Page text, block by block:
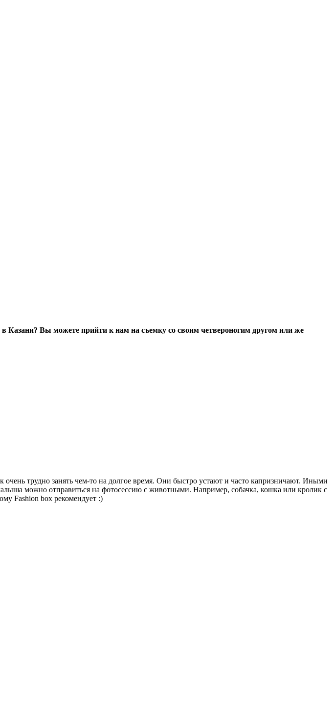
Казани? Вы можете прийти к нам на съемку со своим четвероногим другом или же
трудно занять чем-то на долгое время. Они быстро устают и часто капризничают. Иными
можно отправиться на фотосессию с животными. Например, собачка, кошка или кролик с
Fashion box рекомендует :)